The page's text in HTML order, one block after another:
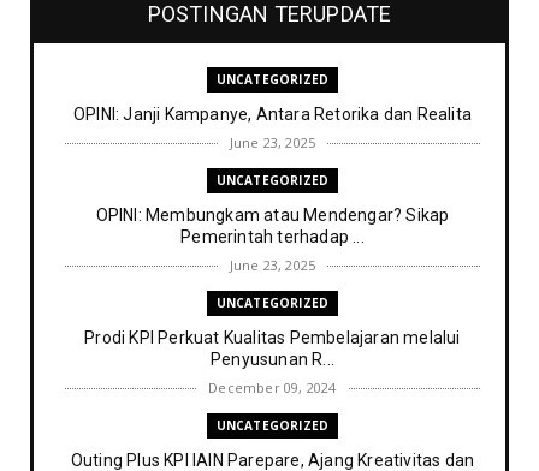
POSTINGAN TERUPDATE
UNCATEGORIZED
OPINI: Janji Kampanye, Antara Retorika dan Realita
June 23, 2025
UNCATEGORIZED
OPINI: Membungkam atau Mendengar? Sikap
Pemerintah terhadap ...
June 23, 2025
UNCATEGORIZED
Prodi KPI Perkuat Kualitas Pembelajaran melalui
Penyusunan R...
December 09, 2024
UNCATEGORIZED
Outing Plus KPI IAIN Parepare, Ajang Kreativitas dan